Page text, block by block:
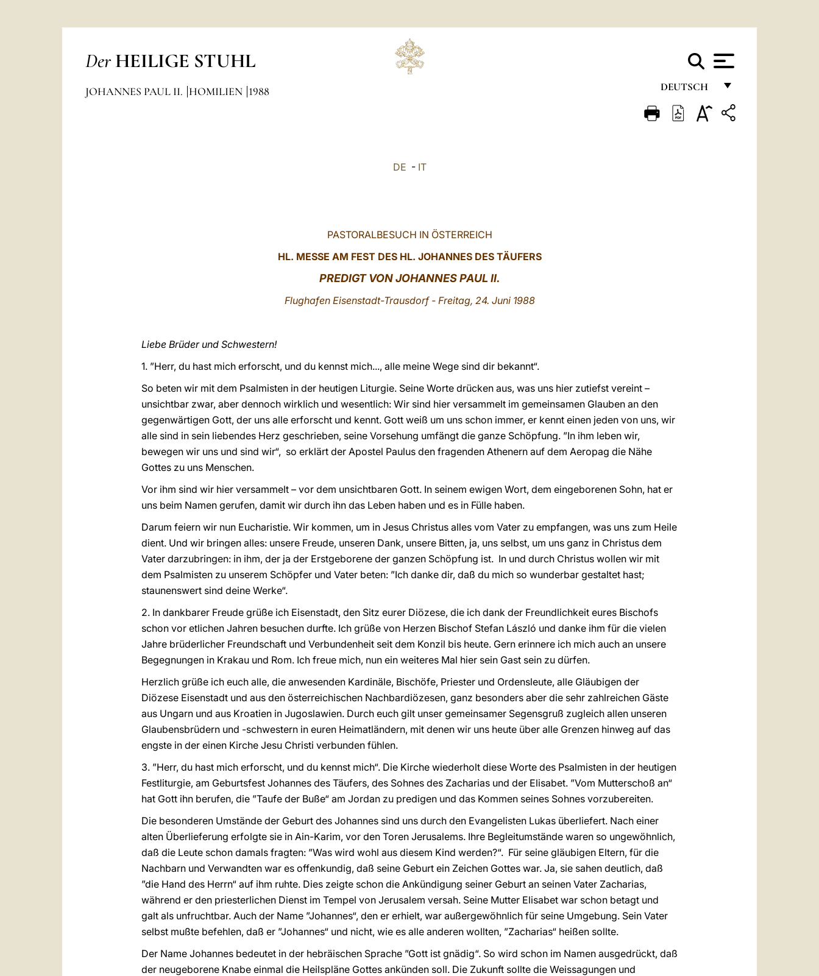
Der HEILIGE STUHL
DEUTSCH
FRANÇAIS
JOHANNES PAUL II. HOMILIEN 1988
DE - IT
PASTORALBESUCH IN ÖSTERREICH
HL. MESSE AM FEST DES HL. JOHANNES DES TÄUFERS
PREDIGT VON JOHANNES PAUL II.
Flughafen Eisenstadt-Trausdorf - Freitag, 24. Juni 1988
Liebe Brüder und Schwestern!
1. ”Herr, du hast mich erforscht, und du kennst mich..., alle meine Wege sind dir bekannt“.
So beten wir mit dem Psalmisten in der heutigen Liturgie. Seine Worte drücken aus, was uns hier zutiefst vereint –
unsichtbar zwar, aber dennoch wirklich und wesentlich: Wir sind hier versammelt im gemeinsamen Glauben an den
gegenwärtigen Gott, der uns alle erforscht und kennt. Gott weiß um uns schon immer, er kennt einen jeden von uns, wir
alle sind in sein liebendes Herz geschrieben, seine Vorsehung umfängt die ganze Schöpfung. ”In ihm leben wir,
bewegen wir uns und sind wir“, so erklärt der Apostel Paulus den fragenden Athenern auf dem Aeropag die Nähe
Gottes zu uns Menschen.
Vor ihm sind wir hier versammelt – vor dem unsichtbaren Gott. In seinem ewigen Wort, dem eingeborenen Sohn, hat er
uns beim Namen gerufen, damit wir durch ihn das Leben haben und es in Fülle haben.
Darum feiern wir nun Eucharistie. Wir kommen, um in Jesus Christus alles vom Vater zu empfangen, was uns zum Heile
dient. Und wir bringen alles: unsere Freude, unseren Dank, unsere Bitten, ja, uns selbst, um uns ganz in Christus dem
Vater darzubringen: in ihm, der ja der Erstgeborene der ganzen Schöpfung ist. In und durch Christus wollen wir mit
dem Psalmisten zu unserem Schöpfer und Vater beten: ”Ich danke dir, daß du mich so wunderbar gestaltet hast;
staunenswert sind deine Werke“.
2. In dankbarer Freude grüße ich Eisenstadt, den Sitz eurer Diözese, die ich dank der Freundlichkeit eures Bischofs
schon vor etlichen Jahren besuchen durfte. Ich grüße von Herzen Bischof Stefan László und danke ihm für die vielen
Jahre brüderlicher Freundschaft und Verbundenheit seit dem Konzil bis heute. Gern erinnere ich mich auch an unsere
Begegnungen in Krakau und Rom. Ich freue mich, nun ein weiteres Mal hier sein Gast sein zu dürfen.
Herzlich grüße ich euch alle, die anwesenden Kardinäle, Bischöfe, Priester und Ordensleute, alle Gläubigen der
Diözese Eisenstadt und aus den österreichischen Nachbardiözesen, ganz besonders aber die sehr zahlreichen Gäste
aus Ungarn und aus Kroatien in Jugoslawien. Durch euch gilt unser gemeinsamer Segensgruß zugleich allen unseren
Glaubensbrüdern und -schwestern in euren Heimatländern, mit denen wir uns heute über alle Grenzen hinweg auf das
engste in der einen Kirche Jesu Christi verbunden fühlen.
3. ”Herr, du hast mich erforscht, und du kennst mich“. Die Kirche wiederholt diese Worte des Psalmisten in der heutigen
Festliturgie, am Geburtsfest Johannes des Täufers, des Sohnes des Zacharias und der Elisabet. ”Vom Mutterschoß an“
hat Gott ihn berufen, die ”Taufe der Buße“ am Jordan zu predigen und das Kommen seines Sohnes vorzubereiten.
Die besonderen Umstände der Geburt des Johannes sind uns durch den Evangelisten Lukas überliefert. Nach einer
alten Überlieferung erfolgte sie in Ain-Karim, vor den Toren Jerusalems. Ihre Begleitumstände waren so ungewöhnlich,
daß die Leute schon damals fragten: ”Was wird wohl aus diesem Kind werden?“. Für seine gläubigen Eltern, für die
Nachbarn und Verwandten war es offenkundig, daß seine Geburt ein Zeichen Gottes war. Ja, sie sahen deutlich, daß
”die Hand des Herrn“ auf ihm ruhte. Dies zeigte schon die Ankündigung seiner Geburt an seinen Vater Zacharias,
während er den priesterlichen Dienst im Tempel von Jerusalem versah. Seine Mutter Elisabet war schon betagt und
galt als unfruchtbar. Auch der Name ”Johannes“, den er erhielt, war außergewöhnlich für seine Umgebung. Sein Vater
selbst mußte befehlen, daß er ”Johannes“ und nicht, wie es alle anderen wollten, ”Zacharias“ heißen sollte.
Der Name Johannes bedeutet in der hebräischen Sprache ”Gott ist gnädig“. So wird schon im Namen ausgedrückt, daß
der neugeborene Knabe einmal die Heilspläne Gottes ankünden soll. Die Zukunft sollte die Weissagungen und